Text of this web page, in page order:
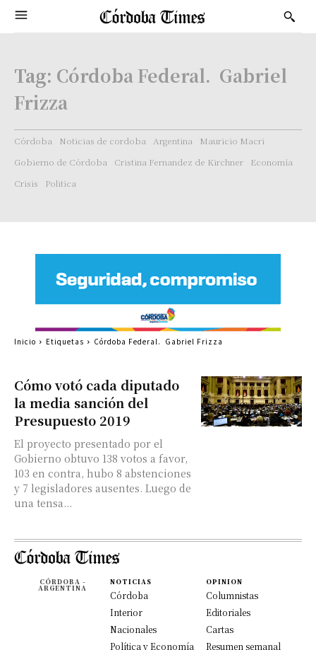
Tag: Córdoba Federal. Gabriel
Frizza
Córdoba Noticias de cordoba Argentina
Mauricio Macri
Gobierno de Córdoba
Cristina Fernandez de Kirchner
Economía
Crisis
Politica
Cómo votó cada diputado
la media sanción del
Presupuesto 2019
El proyecto presentado por el
Gobierno obtuvo 138 votos a favor,
103 en contra, hubo 8 abstenciones
y 7 legisladores ausentes. Luego de
una tensa...
Inicio Etiquetas Córdoba Federal. Gabriel Frizza
CÓRDOBA -
ARGENTINA
NOTICIAS
Córdoba
Interior
Nacionales
Política y Economía
OPINION
Columnistas
Editoriales
Cartas
Resumen semanal